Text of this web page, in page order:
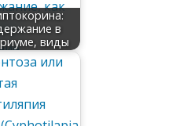
в
виды